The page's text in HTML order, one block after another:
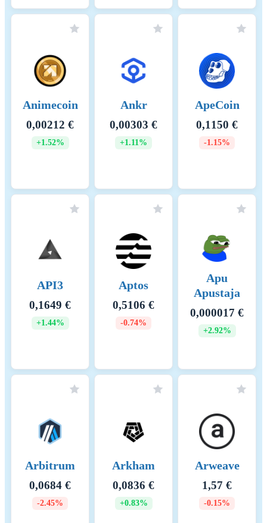
Animecoin
0,00212 €
+1.52%
Ankr
0,00303 €
+1.11%
ApeCoin
0,1150 €
-1.15%
API3
0,1649 €
+1.44%
Aptos
0,5106 €
-0.74%
Apu
Apustaja
0,000017 €
+2.92%
Arbitrum
0,0684 €
-2.45%
Arkham
0,0836 €
+0.83%
Arweave
1,57 €
-0.15%